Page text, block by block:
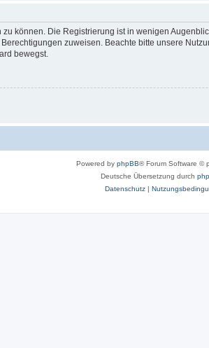
können. Die Registrierung ist in wenigen
zuweisen. Beachte bitte unsere
bewegst.
Powered by phpBB® Forum Software ©
Deutsche Übersetzung durch
Datenschutz|